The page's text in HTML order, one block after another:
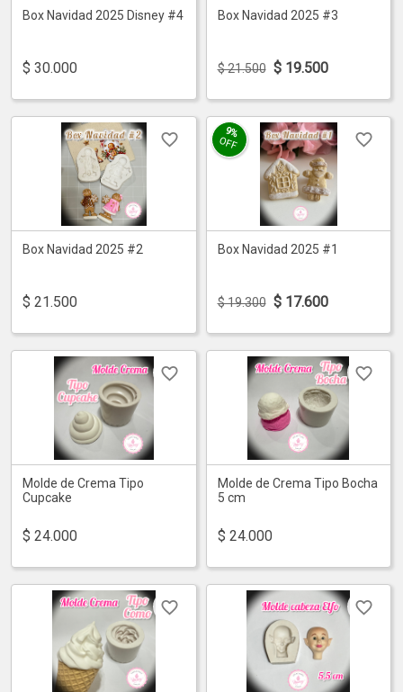
Box Navidad 2025 Disney #4
$ 30.000
Box Navidad 2025 #3
$ 21.500 $ 19.500
Box Navidad 2025 #2
$ 21.500
9%
OFF
Box Navidad 2025 #1
$ 19.300 $ 17.600
Molde de Crema Tipo
Cupcake
$ 24.000
Molde de Crema Tipo Bocha
5 cm
$ 24.000